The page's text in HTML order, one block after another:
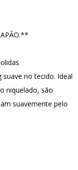
no tecido. Ideal
niquelado, são
suavemente pelo